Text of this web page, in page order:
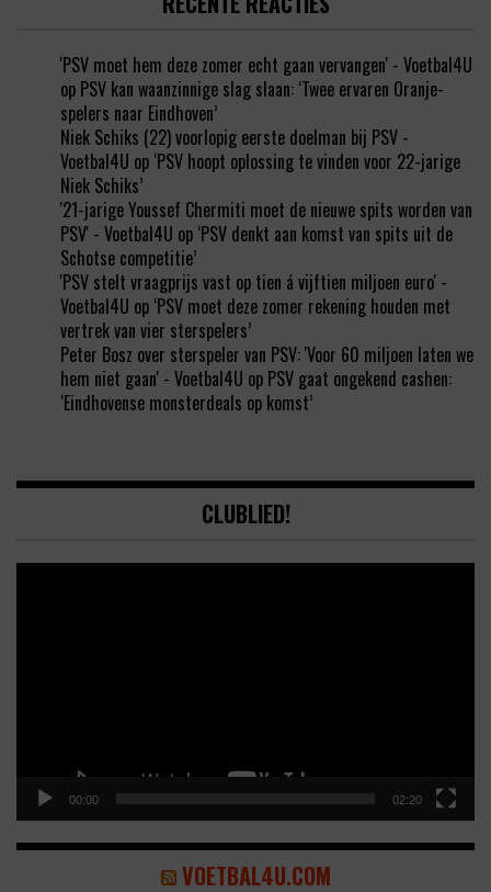
'PSV moet hem deze zomer echt gaan vervangen' - Voetbal4U
op PSV kan waanzinnige slag slaan: ‘Twee ervaren Oranje-
spelers naar Eindhoven’
Niek Schiks (22) voorlopig eerste doelman bij PSV -
Voetbal4U op ‘PSV hoopt oplossing te vinden voor 22-jarige
Niek Schiks’
'21-jarige Youssef Chermiti moet de nieuwe spits worden van
PSV' - Voetbal4U op ‘PSV denkt aan komst van spits uit de
Schotse competitie’
'PSV stelt vraagprijs vast op tien á vijftien miljoen euro' -
Voetbal4U op ‘PSV moet deze zomer rekening houden met
vertrek van vier sterspelers’
Peter Bosz over sterspeler van PSV: 'Voor 60 miljoen laten we
hem niet gaan' - Voetbal4U op PSV gaat ongekend cashen:
‘Eindhovense monsterdeals op komst’
CLUBLIED!
00:00 02:20
VOETBAL4U.COM